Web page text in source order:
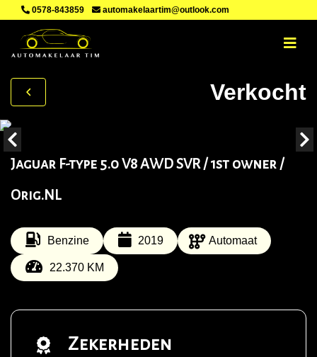
0578-843859 automakelaartim@outlook.com
Verkocht
Jaguar F-type 5.0 V8 AWD SVR / 1st owner /
Orig.NL
Benzine 2019 Automaat
22.370 KM
Zekerheden